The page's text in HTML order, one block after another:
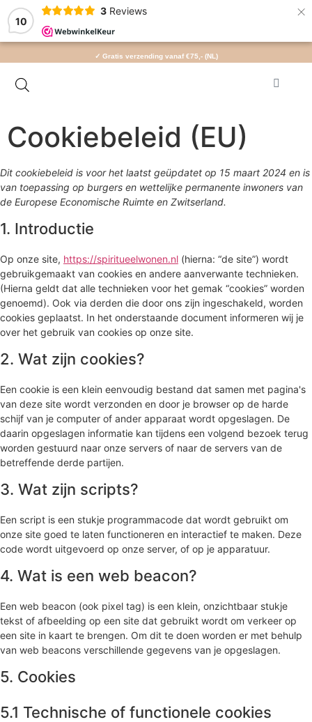
10
3 Reviews ×
✓ Gratis verzending vanaf €75,- (NL)
Cookiebeleid (EU)
Dit cookiebeleid is voor het laatst geüpdatet op 15 maart 2024 en is
van toepassing op burgers en wettelijke permanente inwoners van
de Europese Economische Ruimte en Zwitserland.
1. Introductie
Op onze site, https://spiritueelwonen.nl (hierna: “de site”) wordt
gebruikgemaakt van cookies en andere aanverwante technieken.
(Hierna geldt dat alle technieken voor het gemak “cookies” worden
genoemd). Ook via derden die door ons zijn ingeschakeld, worden
cookies geplaatst. In het onderstaande document informeren wij je
over het gebruik van cookies op onze site.
2. Wat zijn cookies?
Een cookie is een klein eenvoudig bestand dat samen met pagina's
van deze site wordt verzonden en door je browser op de harde
schijf van je computer of ander apparaat wordt opgeslagen. De
daarin opgeslagen informatie kan tijdens een volgend bezoek terug
worden gestuurd naar onze servers of naar de servers van de
betreffende derde partijen.
3. Wat zijn scripts?
Een script is een stukje programmacode dat wordt gebruikt om
onze site goed te laten functioneren en interactief te maken. Deze
code wordt uitgevoerd op onze server, of op je apparatuur.
4. Wat is een web beacon?
Een web beacon (ook pixel tag) is een klein, onzichtbaar stukje
tekst of afbeelding op een site dat gebruikt wordt om verkeer op
een site in kaart te brengen. Om dit te doen worden er met behulp
van web beacons verschillende gegevens van je opgeslagen.
5. Cookies
5.1 Technische of functionele cookies